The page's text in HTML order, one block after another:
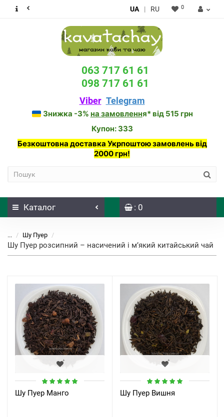
UA | RU 0
063 717 61 61
098 717 61 61
Viber Telegram
Знижка -3% на замовлення* від 515 грн
Купон: 333
Безкоштовна доставка Укрпоштою замовлень від
2000 грн!
Каталог : 0
... Шу Пуер
Шу Пуер розсипний – насичений і м’який китайський чай
Шу Пуер Манго Шу Пуер Вишня